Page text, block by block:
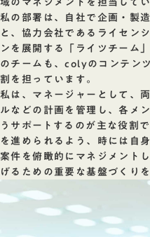
私の部署は、自社で企画・製
と、協力会社であるライセン
ンを展開する「ライツチーム
のチームも、colyのコンテン
割を担っています。
私は、マネージャーとして、
ルなどの計画を管理し、各メ
うサポートするのが主な役割
を進められるよう、時には自
案件を俯瞰的にマネジメント
げるための重要な基盤づくり